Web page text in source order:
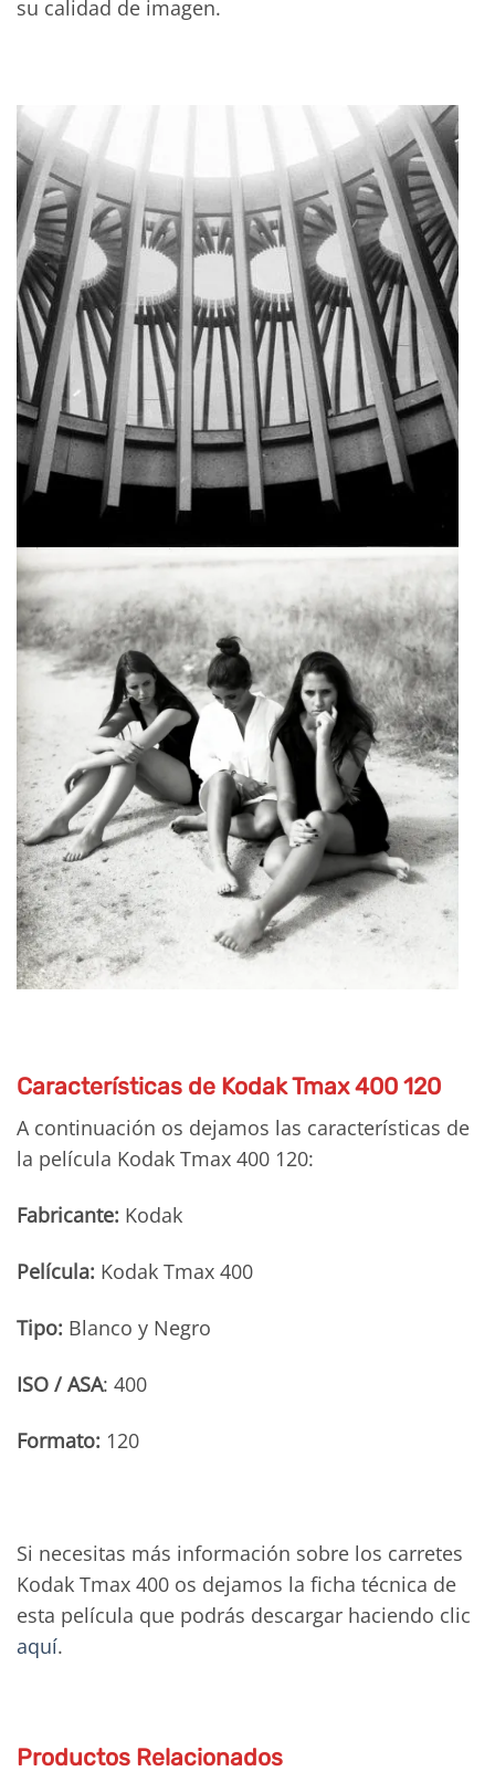
su calidad de imagen.
Características de Kodak Tmax 400 120
A continuación os dejamos las características de
la película Kodak Tmax 400 120:
Fabricante: Kodak
Película: Kodak Tmax 400
Tipo: Blanco y Negro
ISO / ASA: 400
Formato: 120
Si necesitas más información sobre los carretes
Kodak Tmax 400 os dejamos la ficha técnica de
esta película que podrás descargar haciendo clic
aquí.
Productos Relacionados